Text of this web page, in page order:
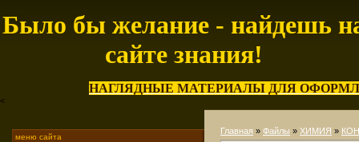
Было бы желание - найдешь
сайте знания!
НАГЛЯДНЫЕ МАТЕРИАЛЫ ДЛЯ
<
меню сайта
Главная » Файлы » ХИМИЯ »